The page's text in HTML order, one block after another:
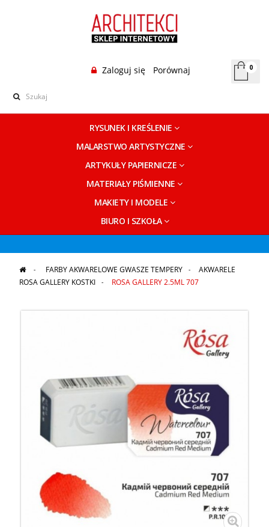
Zaloguj się Porównaj 0
RYSUNEK I KREŚLENIE
MALARSTWO ARTYSTYCZNE
ARTYKUŁY PAPIERNICZE
MATERIAŁY PIŚMIENNE
MAKIETY I MODELE
BIURO I SZKOŁA
> FARBY AKWARELOWE GWASZE TEMPERY >
AKWARELE
ROSA GALLERY KOSTKI > ROSA GALLERY 2.5ML 707